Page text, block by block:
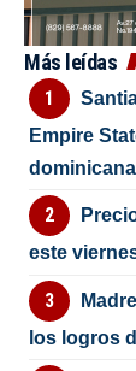
Más leídas
Empire
dominicana
este
los logros